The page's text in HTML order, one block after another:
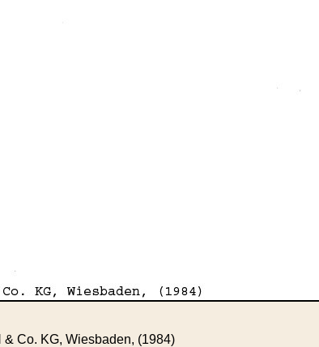
Co. KG, Wiesbaden, (1984)